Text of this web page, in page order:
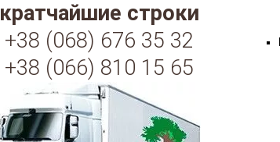
кратчайшие строки
+38 (068) 676 35 32
+38 (066) 810 15 65